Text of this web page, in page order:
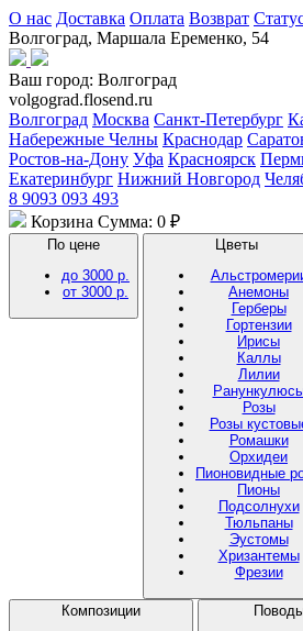
О нас Доставка Оплата Возврат
Волгоград, Маршала Еременко, 54
Ваш город: Волгоград
volgograd.flosend.ru
Волгоград Москва Санкт-Петербург
Набережные Челны Краснодар
Ростов-на-Дону Уфа Красноярск
Екатеринбург Нижний Новгород
8 9093 093 493
Корзина Сумма: 0 ₽
По цене
до 3000 р.
от 3000 р.
Цветы
Анемоны
Герберы
Гортензии
Ирисы
Каллы
Лилии
Розы
Розы
Ромашки
Орхидеи
Пионовидные
Пионы
Подсолнухи
Тюльпаны
Эустомы
Хризантемы
Фрезии
Композиции